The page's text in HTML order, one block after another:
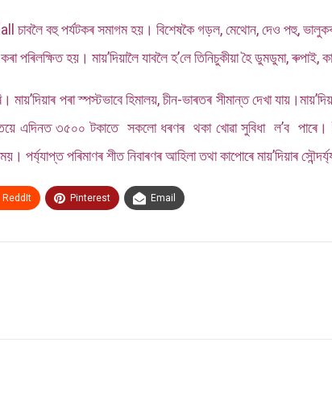
চাবলৈ বহু পৰ্যটকৰ সমাগম হয়। বিশেষকৈ গড়ল, মেথোন, দেও পহু,
হয়। মায়’দিয়ালৈ যাবলৈ হ’লে তিনিচুকীয়া হৈ ডুমডুমা, ৰুপাই,
মায়’দিয়াৰ পৰা স্পস্টভাবে হিমালয়, চীন-ভাৰতৰ সীমান্ত দেখা
এদিনত ৩৫০০ টকাতে সকলো ধৰণৰ থকা খোৱা সুবিধা ল’ব
পৰ্য্যাপ্ত পৰিমাণৰ শীত নিবাৰণৰ আহিলা তথা কাপোৰে মায়’দিয়াৰ
ReddIt Pinterest Email